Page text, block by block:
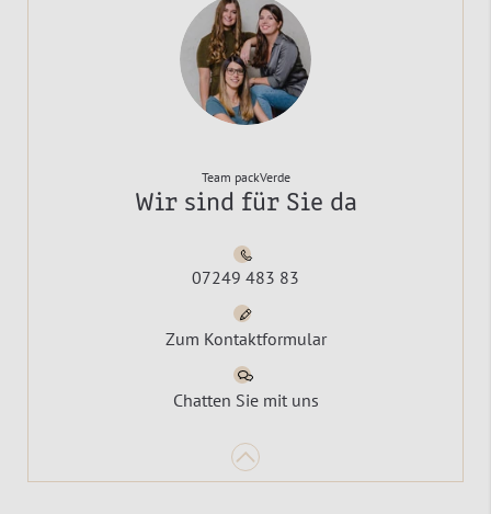
Team packVerde
Wir sind für Sie da
07249 483 83
Zum Kontaktformular
Chatten Sie mit uns